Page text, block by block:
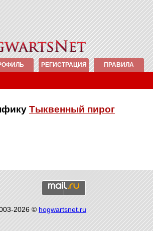
РЕГИСТРАЦИЯ ПРАВИЛА
Тыквенный пирог
2026 ©hogwartsnet.ru